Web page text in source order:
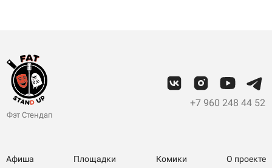
Фэт Стендап
+7 960 248 44 52
Афиша Площадки Комики О проекте